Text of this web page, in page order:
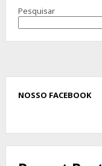
Pesquisar
NOSSO FACEBOOK